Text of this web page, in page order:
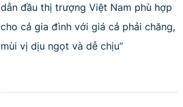
dẫn đầu thị trượng Việt Nam phù hợp
cho cả gia đình với giá cả phải chăng,
mùi vị dịu ngọt và dễ chịu”